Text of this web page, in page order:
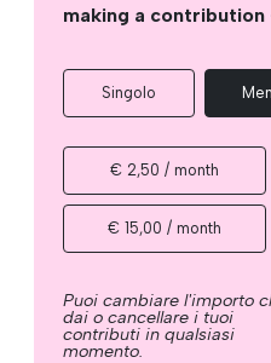
making a
Singolo
€ 2,50 / month
€ 15,00 / month
Puoi cambiare l'importo
dai o cancellare i tuoi
contributi in qualsiasi
momento.